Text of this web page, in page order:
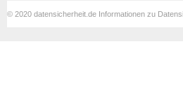
© 2020 datensicherheit.de Informationen zu